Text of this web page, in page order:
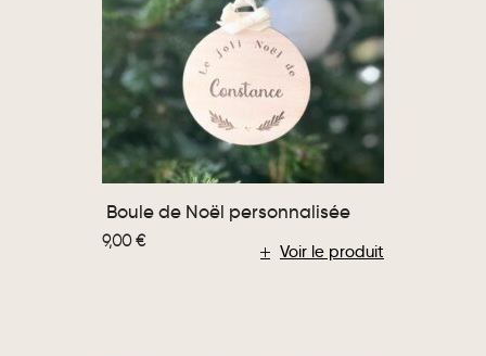
Voir le produit
Boule de Noël personnalisée
9,00€